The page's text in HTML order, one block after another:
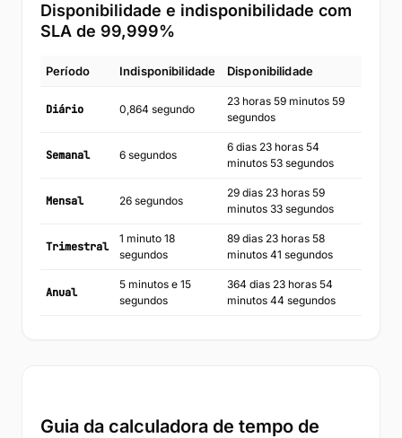
Comece gratuitamente
Disponibilidade e indisponibilidade com
SLA de 99,999%
Período Indisponibilidade Disponibilidade
Diário 0,864 segundo
23 horas 59 minutos 59
segundos
Semanal 6 segundos
6 dias 23 horas 54
minutos 53 segundos
Mensal 26 segundos
29 dias 23 horas 59
minutos 33 segundos
Trimestral
1 minuto 18
segundos
89 dias 23 horas 58
minutos 41 segundos
Anual
5 minutos e 15
segundos
364 dias 23 horas 54
minutos 44 segundos
Guia da calculadora de tempo de